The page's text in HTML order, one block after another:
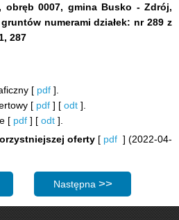
obręb 0007, gmina Busko - Zdrój,
numerami działek: nr 289 z
287
[ pdf ].
[ pdf ] [ odt ].
[ pdf ] [ odt ].
oferty [ pdf ] (2022-04-
Postępowanie: Przebudowa
Następna strona:
Następna